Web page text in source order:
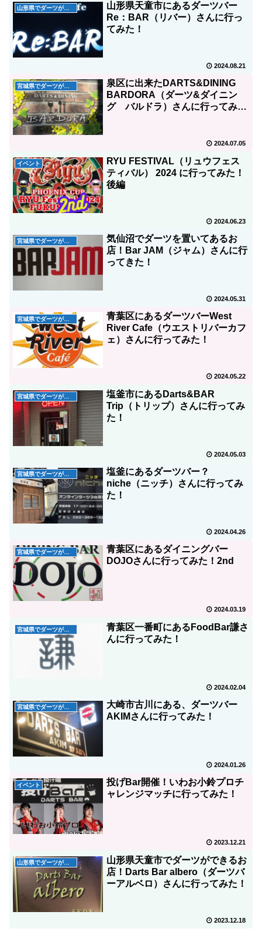
山形県でダーツができるお店
山形県天童市にあるダーツバー
Re：BAR（リバー）さんに行っ
てみた！
2024.08.21
宮城県でダーツが出来るお店
泉区に出来たDARTS&DINING
BARDORA（ダーツ&ダイニン
グ バルドラ）さんに行ってみ
2024.07.05
イベント
RYU FESTIVAL（リュウフェス
ティバル） 2024 に行ってみた！
後編
2024.06.23
宮城県でダーツが出来るお店
気仙沼でダーツを置いてあるお
店！Bar JAM（ジャム）さんに行
ってきた！
2024.05.31
宮城県でダーツが出来るお店
青葉区にあるダーツバーWest
River Cafe（ウエストリバーカフ
ェ）さんに行ってみた！
2024.05.22
宮城県でダーツが出来るお店
塩釜市にあるDarts&BAR
Trip（トリップ）さんに行ってみ
た！
2024.05.03
宮城県でダーツが出来るお店
塩釜にあるダーツバー？
niche（ニッチ）さんに行ってみ
た！
2024.04.26
宮城県でダーツが出来るお店
青葉区にあるダイニングバー
DOJOさんに行ってみた！2nd
2024.03.19
宮城県でダーツが出来るお店
青葉区一番町にあるFoodBar謙さ
んに行ってみた！
2024.02.04
宮城県でダーツが出来るお店
大崎市古川にある、ダーツバー
AKIMさんに行ってみた！
2024.01.26
イベント
投げBar開催！いわお小鈴プロチ
ャレンジマッチに行ってみた！
2023.12.21
山形県でダーツができるお店
山形県天童市でダーツができるお
店！Darts Bar albero（ダーツバ
ーアルベロ）さんに行ってみた！
2023.12.18